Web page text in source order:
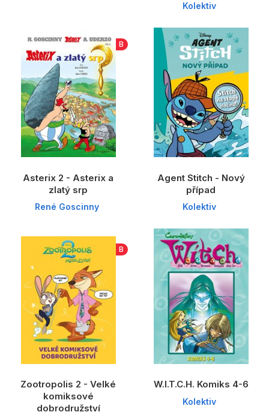
Kolektiv
B
Asterix 2 - Asterix a
zlatý srp
René Goscinny
Agent Stitch - Nový
případ
Kolektiv
B
Zootropolis 2 - Velké
komiksové
dobrodružství
W.I.T.C.H. Komiks 4-6
Kolektiv